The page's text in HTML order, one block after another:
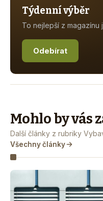
Týdenní výběr
To nejlepší z magazínu
Odebírat
Mohlo by vás
Další články z rubriky
Všechny články